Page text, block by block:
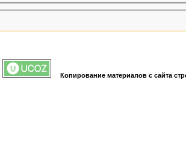
Копирование материалов с сайта